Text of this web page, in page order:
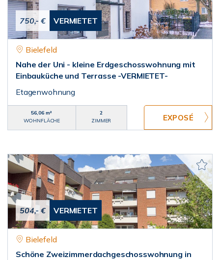
750,- € VERMIETET
Bielefeld
Nahe der Uni - kleine Erdgeschosswohnung mit
Einbauküche und Terrasse -VERMIETET-
Etagenwohnung
56,06 m²
WOHNFLÄCHE
2
ZIMMER
504,- € VERMIETET
Bielefeld
Schöne Zweizimmerdachgeschosswohnung in